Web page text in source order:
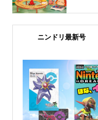
ニンドリ最新号